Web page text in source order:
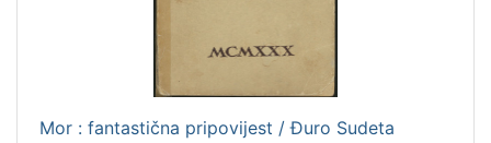
Mor : fantastična pripovijest / Đuro Sudeta